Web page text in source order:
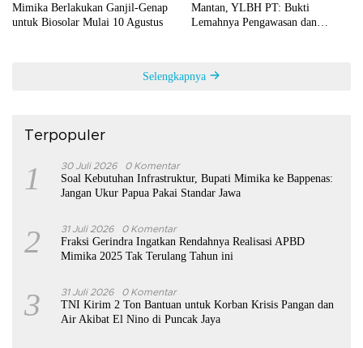
Mimika Berlakukan Ganjil-Genap
untuk Biosolar Mulai 10 Agustus
Mantan, YLBH PT: Bukti
Lemahnya Pengawasan dan
Selengkapnya
Terpopuler
1 30 Juli 2026 0 Komentar
Soal Kebutuhan Infrastruktur, Bupati Mimika ke Bappenas:
Jangan Ukur Papua Pakai Standar Jawa
2 31 Juli 2026 0 Komentar
Fraksi Gerindra Ingatkan Rendahnya Realisasi APBD
Mimika 2025 Tak Terulang Tahun ini
3 31 Juli 2026 0 Komentar
TNI Kirim 2 Ton Bantuan untuk Korban Krisis Pangan dan
Air Akibat El Nino di Puncak Jaya